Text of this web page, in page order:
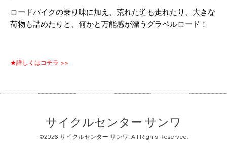
ロードバイクの乗り味に加え、荒れた道も走れたり、大きな
荷物も詰めたりと、何かと万能感が漂うグラベルロード！
★詳しくはコチラ >>
サイクルセンター サンワ
©2026 サイクルセンター サンワ. All Rights Reserved.